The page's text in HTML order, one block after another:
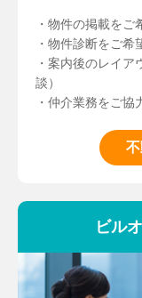
・物件の掲載をご
・物件診断をご希
・案内後のレイ
談）
・仲介業務をご協
ビル